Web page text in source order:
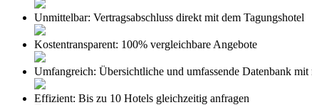
Unmittelbar: Vertragsabschluss direkt mit dem Tagungshotel
Kostentransparent: 100% vergleichbare Angebote
Umfangreich: Übersichtliche und umfassende Datenbank
Effizient: Bis zu 10 Hotels gleichzeitig anfragen